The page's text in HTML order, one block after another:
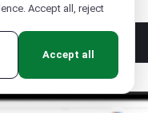
Accept all, reject
Accept all